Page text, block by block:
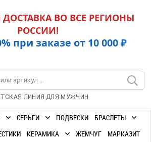
ДОСТАВКА ВО ВСЕ РЕГИОНЫ
РОССИИ!
при заказе от 10 000 ₽
ЛИНИЯ |ДЛЯ МУЖЧИН
СЕРЬГИ ПОДВЕСКИ
БРАСЛЕТЫ
КЕРАМИКА ЖЕМЧУГ
МАРКАЗИТ